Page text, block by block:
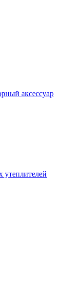
аксессуар
утеплителей